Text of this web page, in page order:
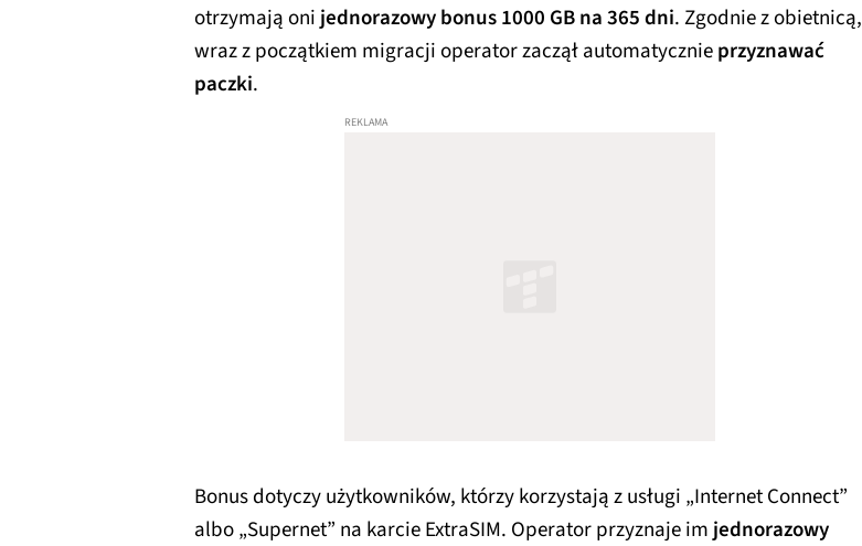
otrzymają oni jednorazowy bonus 1000 GB na 365 dni. Zgodnie z obietnicą,
wraz z początkiem migracji operator zaczął automatycznieprzyznawać
paczki.
Bonus dotyczy użytkowników, którzy korzystają z usługi „Internet Connect”
albo „Supernet” na karcie ExtraSIM. Operator przyznaje im jednorazowy